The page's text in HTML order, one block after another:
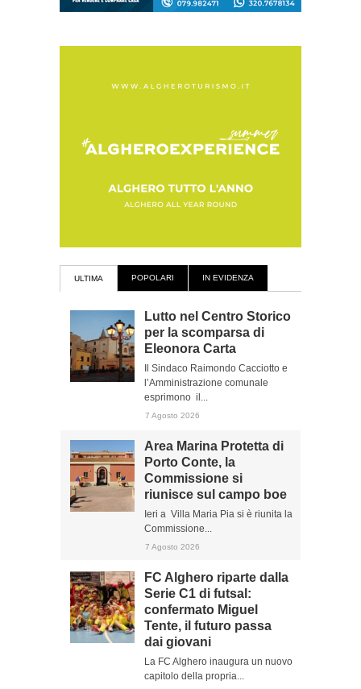
ULTIMA POPOLARI IN EVIDENZA
Lutto nel Centro Storico
per la scomparsa di
Eleonora Carta
Il Sindaco Raimondo Cacciotto e
l’Amministrazione comunale
esprimono il...
7 Agosto 2026
Area Marina Protetta di
Porto Conte, la
Commissione si
riunisce sul campo boe
Ieri a Villa Maria Pia si è riunita la
Commissione...
7 Agosto 2026
FC Alghero riparte dalla
Serie C1 di futsal:
confermato Miguel
Tente, il futuro passa
dai giovani
La FC Alghero inaugura un nuovo
capitolo della propria...